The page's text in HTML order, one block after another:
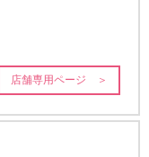
店舗専用ページ ＞